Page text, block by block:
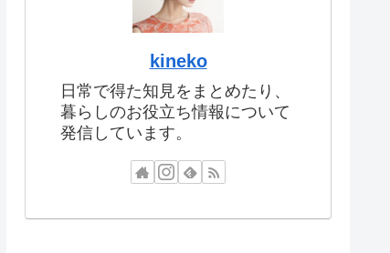
kineko
日常で得た知見をまとめたり、
暮らしのお役立ち情報について
発信しています。